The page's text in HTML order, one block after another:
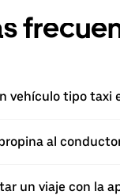
vehículo tipo taxi
al
un viaje con la